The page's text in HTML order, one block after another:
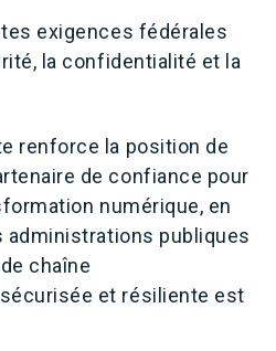
exigences fédérales
la confidentialité et la
renforce la position de
de confiance pour
numérique, en
administrations publiques
chaîne
et résiliente est